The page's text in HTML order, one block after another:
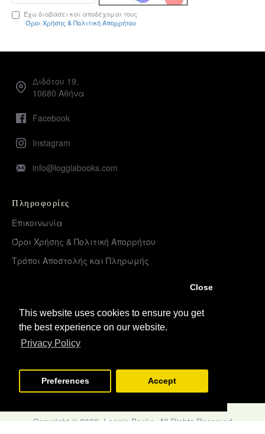
This website uses cookies to ensure you get
the best experience on our website.
Privacy Policy
Close
Preferences Accept
Έχω διαβάσει και αποδέχομαι τους
Όροι Χρήσης & Πολιτική Απορρήτου
Διδότου 19,
10680 Αθήνα
Facebook
Instagram
info@loggiabooks.com
Πληροφορίες
Επικοινωνία
Όροι Χρήσης & Πολιτική Απορρήτου
Τρόποι Αποστολής και Πληρωμής
Λογαριασμός
Εγγραφή
Copyright © 2022, Loggia Books, All Rights Reserved